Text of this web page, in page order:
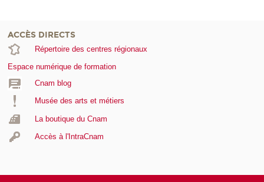
ACCÈS DIRECTS
Répertoire des centres régionaux
Espace numérique de formation
Cnam blog
Musée des arts et métiers
La boutique du Cnam
Accès à l'IntraCnam